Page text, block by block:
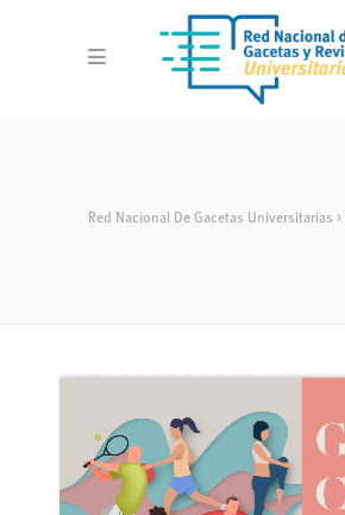
Red Nacional De Gacetas Universitarias >